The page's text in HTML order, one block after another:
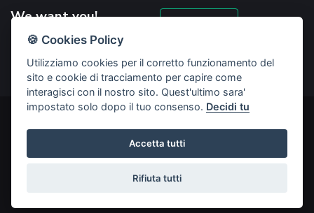
We want you!
©2022 Deliziosooo.it - v. 1.1.0 - Tutti i diritti sono riservati,
vietata la riproduzione senza accordi preventivi
Start Up creata daRubisco web agency
🍪 Cookies Policy
Utilizziamo cookies per il corretto funzionamento del
sito e cookie di tracciamento per capire come
interagisci con il nostro sito. Quest'ultimo sara'
impostato solo dopo il tuo consenso. Decidi tu
Accetta tutti
Rifiuta tutti